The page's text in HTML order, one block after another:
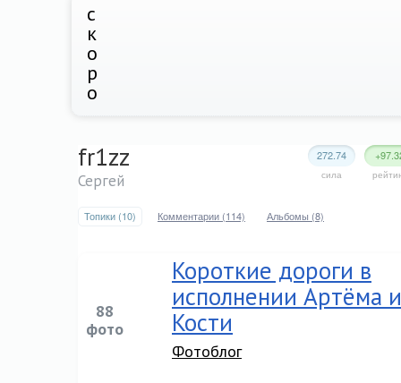
с
к
о
р
о
272.74
сила
fr1zz
Сергей
Топики (10) Комментарии (114) Альбомы (8)
88
фото
Короткие дороги в
исполнении Артёма и
Кости
Фотоблог